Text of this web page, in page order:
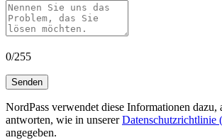
0/255
Senden
NordPass verwendet diese Informationen
antworten, wie in unsererDatenschutzrichtlinie
angegeben.